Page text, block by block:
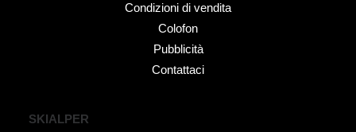
Condizioni di vendita
Colofon
Pubblicità
Contattaci
SKIALPER